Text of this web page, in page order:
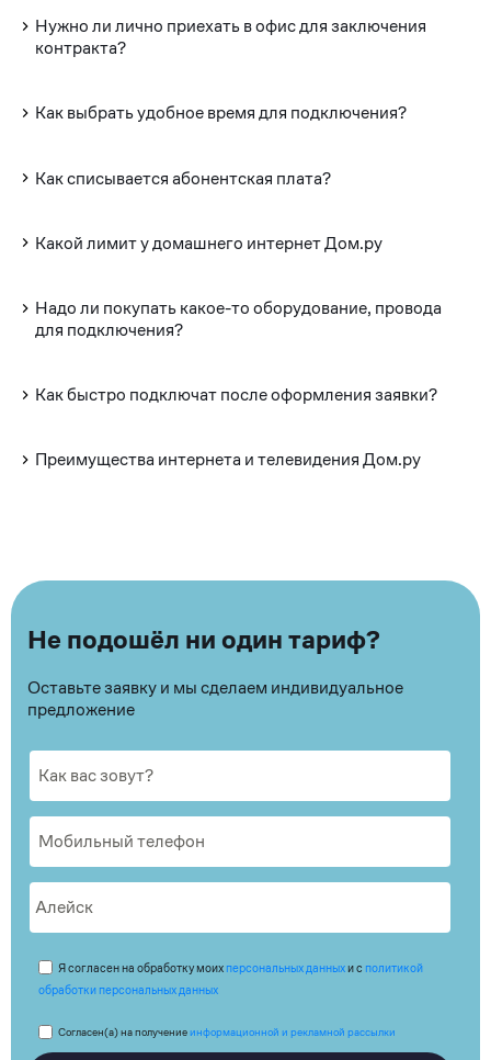
Нужно ли лично приехать в офис для заключения
контракта?
Как выбрать удобное время для подключения?
Как списывается абонентская плата?
Какой лимит у домашнего интернет Дом.ру
Надо ли покупать какое-то оборудование, провода
для подключения?
Как быстро подключат после оформления заявки?
Преимущества интернета и телевидения Дом.ру
Не подошёл ни один тариф?
Оставьте заявку и мы сделаем индивидуальное
предложение
Я согласен на обработку моих персональных данныхи с политикой
обработки персональных данных
Согласен(а) на получениеинформационной и рекламной рассылки